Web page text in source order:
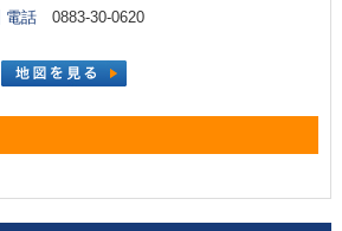
電話0883-30-0620